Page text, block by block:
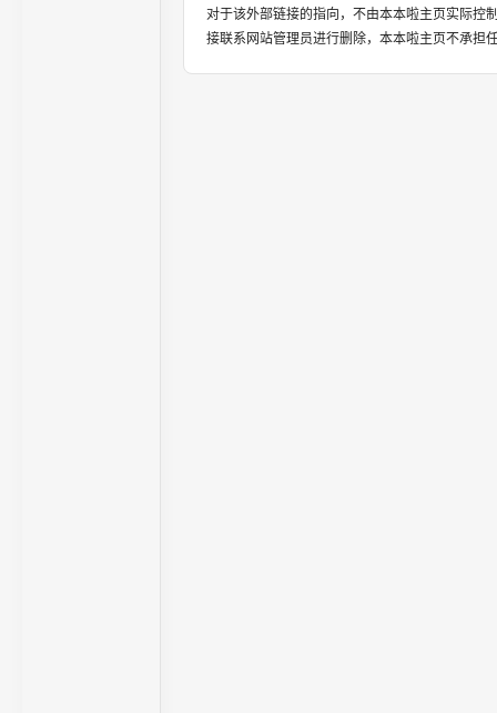
对于该外部链接的指向，不由本本啦主页实际控
接联系网站管理员进行删除，本本啦主页不承担